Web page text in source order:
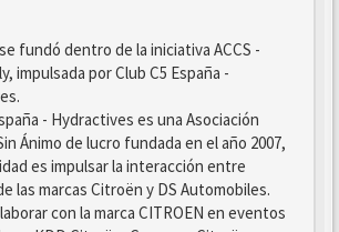
fundó dentro de la iniciativa ACCS -
impulsada por Club C5 España -
- Hydractives es una Asociación
Ánimo de lucro fundada en el año 2007,
es impulsar la interacción entre
las marcas Citroën y DS Automobiles.
con la marca CITROEN en eventos